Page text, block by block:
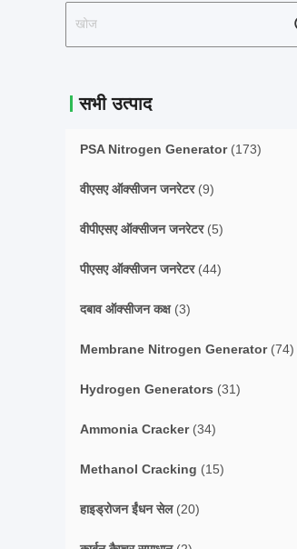
सभी उत्पाद
PSA Nitrogen Generator(173)
वीएसए ऑक्सीजन जनरेटर(9)
वीपीएसए ऑक्सीजन जनरेटर(5)
पीएसए ऑक्सीजन जनरेटर(44)
दबाव ऑक्सीजन कक्ष(3)
Membrane Nitrogen Generator(74)
Hydrogen Generators (31)
Ammonia Cracker(34)
Methanol Cracking (15)
हाइड्रोजन ईंधन सेल(20)